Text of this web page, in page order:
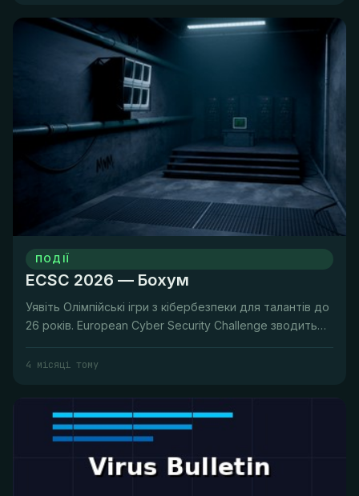
ПОДІЇ
ECSC 2026 — Бохум
Уявіть Олімпійські ігри з кібербезпеки для талантів до
26 років. European Cyber Security Challenge зводить
4 місяці тому